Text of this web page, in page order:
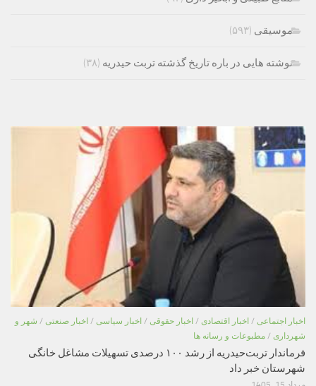
موسیقی (۵۹۳)
نوشته هایی در باره تاریخ گذشته تربت حیدریه (۳۸)
اخبار اجتماعی / اخبار اقتصادی / اخبار حقوقی / اخبار سیاسی / اخبار صنعتی / شهر و
شهرداری / مطبوعات و رسانه ها
فرماندار تربت‌حیدریه از رشد ۱۰۰ درصدی تسهیلات مشاغل خانگی
شهرستان خبر داد